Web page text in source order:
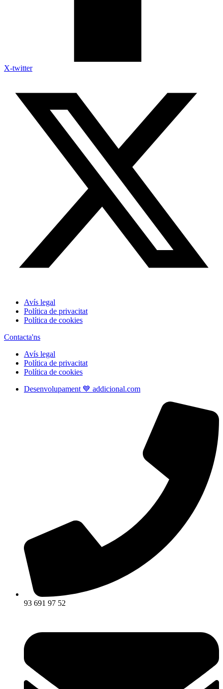
X-twitter
Avís legal
Política de privacitat
Política de cookies
Contacta'ns
Avís legal
Política de privacitat
Política de cookies
Desenvolupament 💙 addicional.com
93 691 97 52